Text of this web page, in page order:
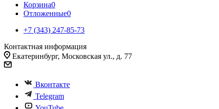
Корзина0
Отложенные0
+7 (343) 247-85-73
Контактная информация
Екатеринбург, Московская ул., д. 77
Вконтакте
Telegram